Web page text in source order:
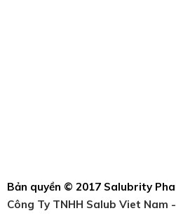
Bản quyền © 2017 Salubrity
Công Ty TNHH Salub Viet Nam